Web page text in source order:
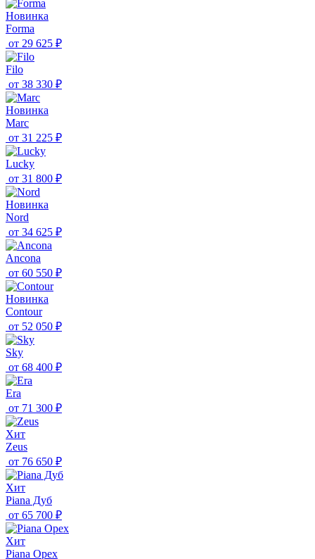
Новинка
Forma
от 29 625 ₽
Filo
от 38 330 ₽
Новинка
Marc
от 31 225 ₽
Lucky
от 31 800 ₽
Новинка
Nord
от 34 625 ₽
Ancona
от 60 550 ₽
Новинка
Contour
от 52 050 ₽
Sky
от 68 400 ₽
Era
от 71 300 ₽
Хит
Zeus
от 76 650 ₽
Хит
Piana Дуб
от 65 700 ₽
Хит
Piana Орех